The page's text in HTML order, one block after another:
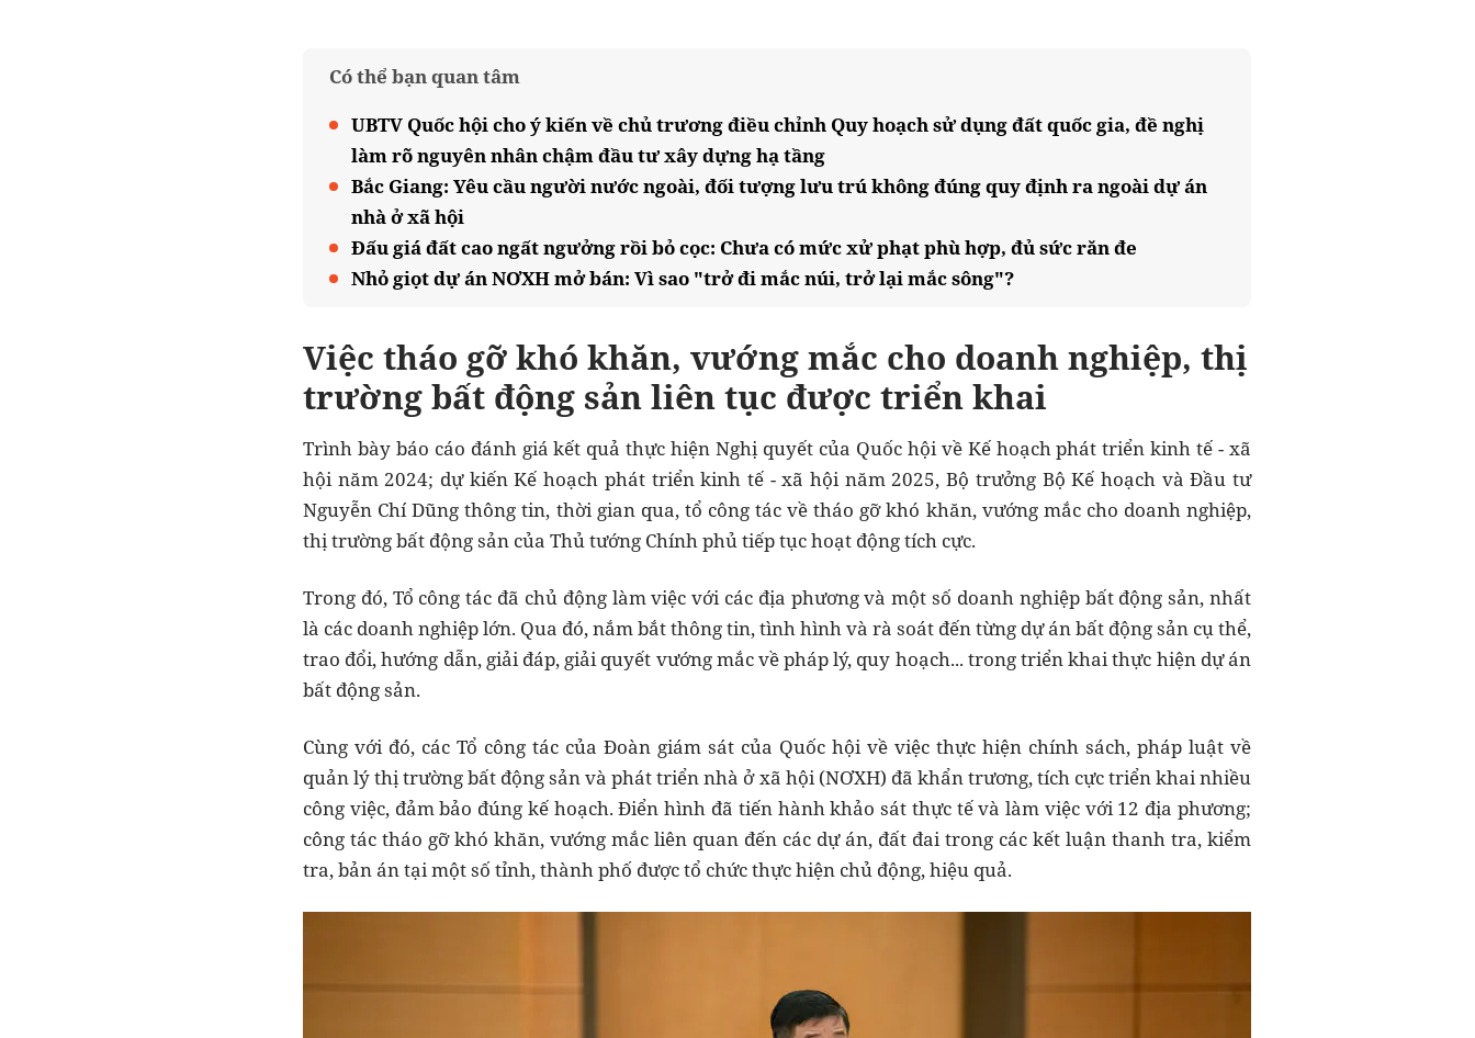
Có thể bạn quan tâm
UBTV Quốc hội cho ý kiến về chủ trương điều chỉnh Quy hoạch sử dụng đất quốc gia, đề nghị
làm rõ nguyên nhân chậm đầu tư xây dựng hạ tầng
Bắc Giang: Yêu cầu người nước ngoài, đối tượng lưu trú không đúng quy định ra ngoài dự án
nhà ở xã hội
Đấu giá đất cao ngất ngưởng rồi bỏ cọc: Chưa có mức xử phạt phù hợp, đủ sức răn đe
Nhỏ giọt dự án NƠXH mở bán: Vì sao "trở đi mắc núi, trở lại mắc sông"?
Việc tháo gỡ khó khăn, vướng mắc cho doanh nghiệp, thị
trường bất động sảnliên tục được triển khai
Trình bày báo cáo đánh giá kết quả thực hiện Nghị quyết của Quốc hội về Kế hoạch phát triển kinh tế - xã
hội năm 2024; dự kiến Kế hoạch phát triển kinh tế - xã hội năm 2025, Bộ trưởng Bộ Kế hoạch và Đầu tư
Nguyễn Chí Dũng thông tin, thời gian qua, tổ công tác về tháo gỡ khó khăn, vướng mắc cho doanh nghiệp,
thị trường bất động sản của Thủ tướng Chính phủ tiếp tục hoạt động tích cực.
Trong đó, Tổ công tác đã chủ động làm việc với các địa phương và một số doanh nghiệp bất động sản, nhất
là các doanh nghiệp lớn. Qua đó, nắm bắt thông tin, tình hình và rà soát đến từng dự án bất động sản cụ thể,
trao đổi, hướng dẫn, giải đáp, giải quyết vướng mắc về pháp lý, quy hoạch... trong triển khai thực hiện dự án
bất động sản.
Cùng với đó, các Tổ công tác của Đoàn giám sát của Quốc hội về việc thực hiện chính sách, pháp luật về
quản lý thị trường bất động sản và phát triển nhà ở xã hội (NƠXH) đã khẩn trương, tích cực triển khai nhiều
công việc, đảm bảo đúng kế hoạch. Điển hình đã tiến hành khảo sát thực tế và làm việc với 12 địa phương;
công tác tháo gỡ khó khăn, vướng mắc liên quan đến các dự án, đất đai trong các kết luận thanh tra, kiểm
tra, bản án tại một số tỉnh, thành phố được tổ chức thực hiện chủ động, hiệu quả.